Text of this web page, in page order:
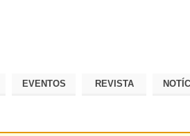
EVENTOS REVISTA